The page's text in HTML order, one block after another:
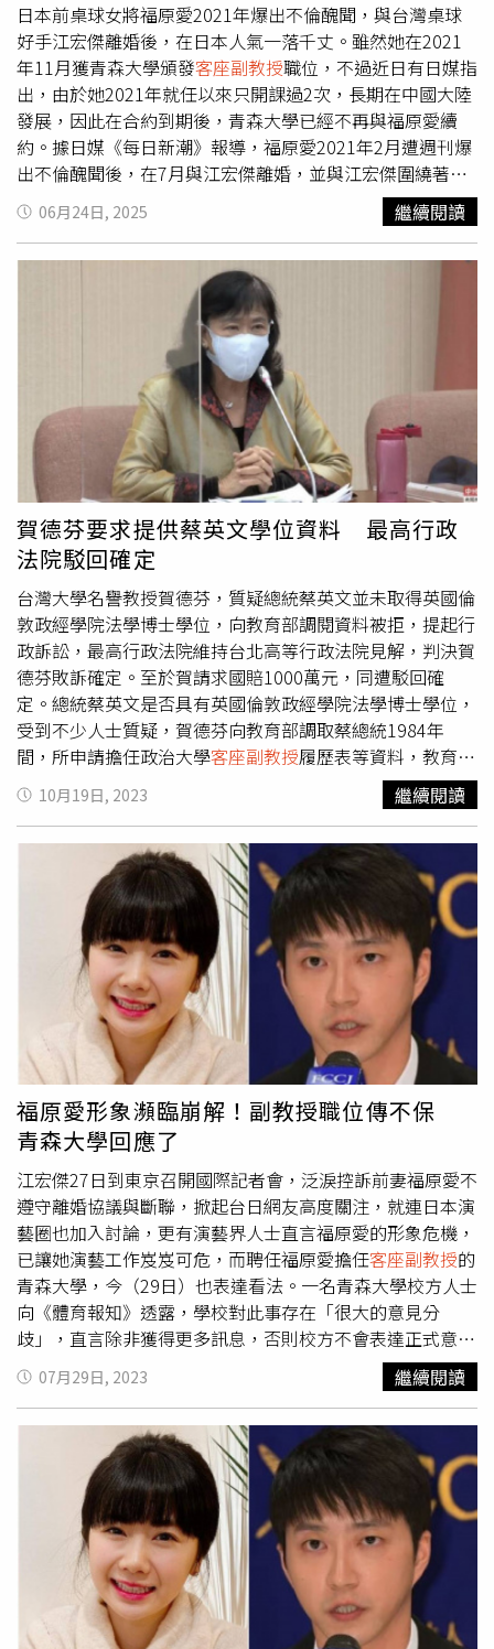
日本前桌球女將福原愛2021年爆出不倫醜聞，與台灣桌球
好手江宏傑離婚後，在日本人氣一落千丈。雖然她在2021
年11月獲青森大學頒發客座副教授職位，不過近日有日媒指
出，由於她2021年就任以來只開課過2次，長期在中國大陸
發展，因此在合約到期後，青森大學已經不再與福原愛續
約。據日媒《每日新潮》報導，福原愛2021年2月遭週刊爆
出不倫醜聞後，在7月與江宏傑離婚，並與江宏傑圍繞著孩
子的監護權發起爭奪戰，此後她在日本的形象一落千丈，工
作機會幾乎斷絕。就在這時，福原愛的國、高中母校「青森
山田高校」在同年11月向她伸出援手，邀請她到關係學校的
客座副教授
桌球選手的心得與經驗。報導指出，雖然福原愛與青森大學
聘僱關係是1年1簽，每年的3月份會續簽，但由於該合約最
重要的環節，也就是到校講課的部分，始終遲遲未能開始，
一直到2023年6月，也就是福原愛與青森大學簽約的1年半
後，才第一次站上講台，以「我與奧運」為主題向學生們分
享了她從雅典奧運到里約奧運期間多屆奧運的選手心得。又
在時隔1年後，於2024年8月以同樣的主題講了第2堂課。校
方方面表示，福原愛的講課內容獲得了學生的好評。不過報
導也指出，在詢問青森大學校方人士後，得到了今年與福原
愛不再續約的消息。至於為續約的原因，則是「雙方的時間
安排不一致，因此合約無效」。報導還指出，在福原愛傳出
出軌醜聞後，她在日本的曝光量就急速下降，無論是去年的
巴黎奧運，或是今年的世界桌球錦標賽，福原都沒有接到任
何在日本電視台進行賽評的工作邀約。如今她的活動主要集
中在微博上以中國人為對象發文，並且積極參與和中國相關
的節目或活動。此外，2024年12月底，福原愛也曾受邀到
中國駐日本大使館，由中國駐日大使吳江皓頒發「中日友好
特別獎」。
06月24日, 2025 繼續閱讀
賀德芬要求提供蔡英文學位資料 最高行政
法院駁回確定
台灣大學名譽教授賀德芬，質疑總統蔡英文並未取得英國倫
敦政經學院法學博士學位，向教育部調閱資料被拒，提起行
政訴訟，最高行政法院維持台北高等行政法院見解，判決賀
德芬敗訴確定。至於賀請求國賠1000萬元，同遭駁回確
定。總統蔡英文是否具有英國倫敦政經學院法學博士學位，
受到不少人士質疑，賀德芬向教育部調取蔡總統1984年
間，所申請擔任政治大學客座副教授履歷表等資料，教育部
以機密應封存30年（至2049年）為理由拒絕，賀遂提起行
政訴訟。北高行認為，蔡英文送審著作及服務證書，已返還
給蔡，此部分不屬於教育部保存之政府資訊或檔案，教育部
無從提供給賀德芬。北高行還認為，蔡英文履歷表及學位證
書部分，教育部已在法院開庭時，將相關文書送達賀德芬，
由她當庭收受，應已滿足賀女的請求。蔡英文「論文門」事
件也遭節目主持人彭文正質疑有假，蔡對彭提告加重誹謗，
台北地檢署起訴彭，不過台北地院審理時，彭未出庭，遭法
院通緝。人在國外的彭文正因護照到期，申請換發護照遭
拒，他以外交部為被告提行政訴訟，台北高等行政法院今判
他敗訴，還可上訴。至於賀德芬向教育部請求國賠1000萬
元，合議庭認為，賀並未證明受到1000萬元的損害，也無
從認定1000萬元與教育部駁回申請有何因果關係，因此也
遭駁回確定。
10月19日, 2023 繼續閱讀
福原愛形象瀕臨崩解！副教授職位傳不保
青森大學回應了
江宏傑27日到東京召開國際記者會，泛淚控訴前妻福原愛不
遵守離婚協議與斷聯，掀起台日網友高度關注，就連日本演
藝圈也加入討論，更有演藝界人士直言福原愛的形象危機，
已讓她演藝工作岌岌可危，而聘任福原愛擔任客座副教授的
青森大學，今（29日）也表達看法。一名青森大學校方人士
向《體育報知》透露，學校對此事存在「很大的意見分
歧」，直言除非獲得更多訊息，否則校方不會表達正式意
見，但也不排除直接向福原愛本人詢問。報導也指出，考量
日本的自肅風氣，一旦福原愛遭列被告，很可能失去相關工
作。此外，福原愛2021年獲聘青森大學客座副教授，卻長
達19個月未開課，引發外界抨擊，她直到今年6月才現身講
台，向學生分享參加奧運的經驗。未料校方鬆口氣不滿1個
月，又被牽扯進福原愛的風波。
07月29日, 2023 繼續閱讀